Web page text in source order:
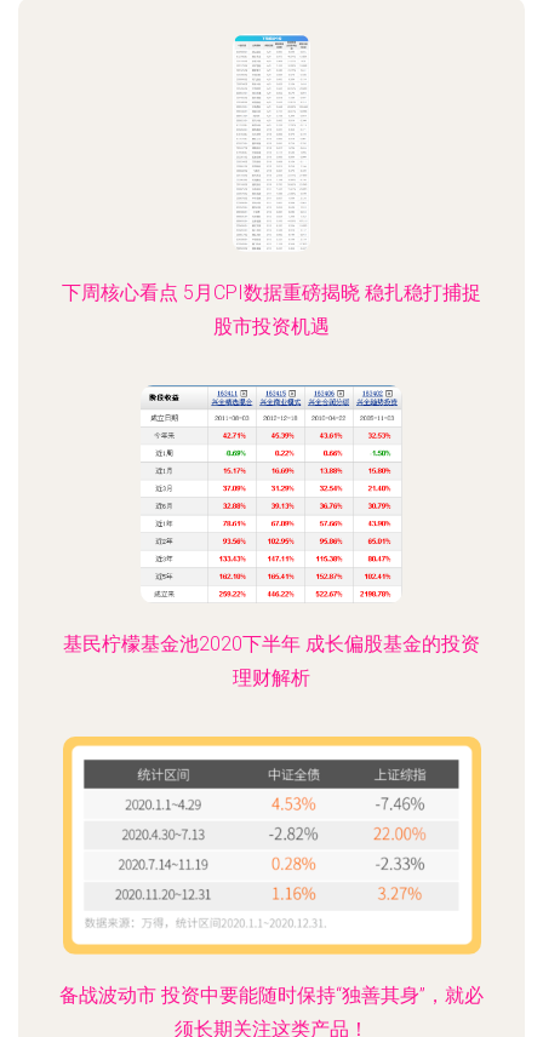
下周核心看点 5月CPI数据重磅揭晓 稳扎稳打捕捉
股市投资机遇
基民柠檬基金池2020下半年 成长偏股基金的投资
理财解析
备战波动市 投资中要能随时保持“独善其身”，就必
须长期关注这类产品！